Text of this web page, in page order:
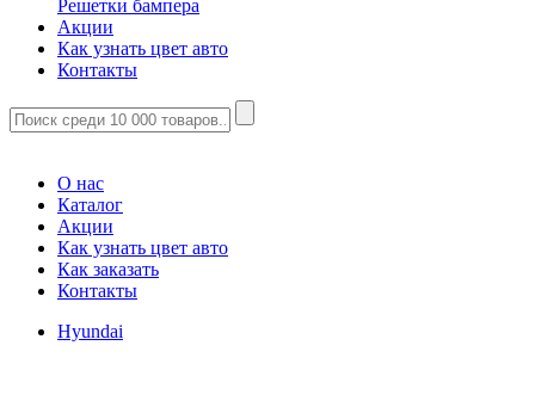
Решетки бампера
Акции
Как узнать цвет авто
Контакты
О нас
Каталог
Акции
Как узнать цвет авто
Как заказать
Контакты
Hyundai